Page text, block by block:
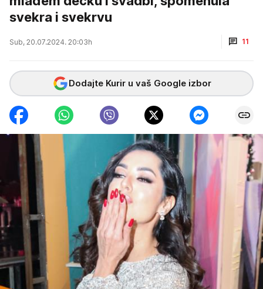
svekra i svekrvu
Sub, 20.07.2024. 20:03h 11
Dodajte Kurir u vaš Google izbor